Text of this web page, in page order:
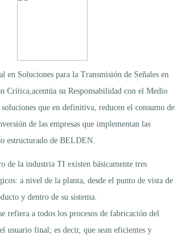
Soluciones para la Transmisión de Señales en
Crítica,acentúa su Responsabilidad con el Medio
que en definitiva, reducen el consumo de
de las empresas que implementan las
estructurado de BELDEN.
de la industria TI existen básicamente tres
a nivel de la planta, desde el punto de vista de
y dentro de su sistema.
refiera a todos los procesos de fabricación del
usuario final; es decir, que sean eficientes y